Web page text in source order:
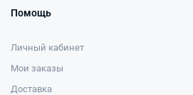
Помощь
Личный кабинет
Мои заказы
Доставка